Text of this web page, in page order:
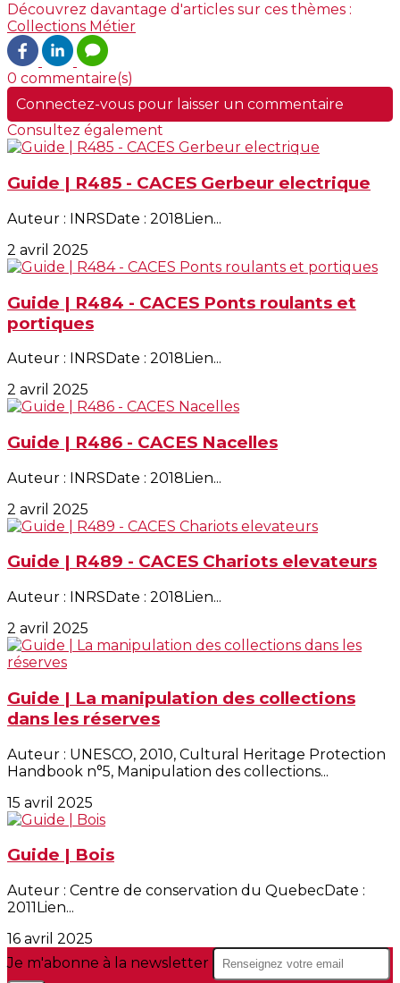
Découvrez davantage d'articles sur ces thèmes :
Collections Métier
0 commentaire(s)
Connectez-vous pour laisser un commentaire
Consultez également
Guide | R485 - CACES Gerbeur electrique
Auteur : INRSDate : 2018Lien...
2 avril 2025
Guide | R484 - CACES Ponts roulants et
portiques
Auteur : INRSDate : 2018Lien...
2 avril 2025
Guide | R486 - CACES Nacelles
Auteur : INRSDate : 2018Lien...
2 avril 2025
Guide | R489 - CACES Chariots elevateurs
Auteur : INRSDate : 2018Lien...
2 avril 2025
Guide | La manipulation des collections
dans les réserves
Auteur : UNESCO, 2010, Cultural Heritage Protection
Handbook n°5, Manipulation des collections...
15 avril 2025
Guide | Bois
Auteur : Centre de conservation du QuebecDate :
2011Lien...
16 avril 2025
Je m'abonne à la newsletter